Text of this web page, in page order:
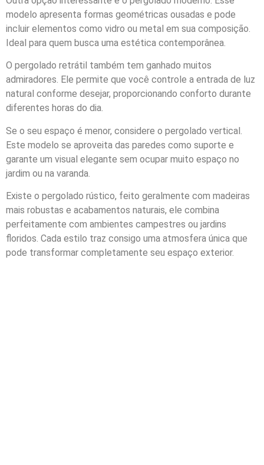
modelo apresenta formas geométricas ousadas e pode
incluir elementos como vidro ou metal em sua composição.
Ideal para quem busca uma estética contemporânea.
O pergolado retrátil também tem ganhado muitos
admiradores. Ele permite que você controle a entrada de luz
natural conforme desejar, proporcionando conforto durante
diferentes horas do dia.
Se o seu espaço é menor, considere o pergolado vertical.
Este modelo se aproveita das paredes como suporte e
garante um visual elegante sem ocupar muito espaço no
jardim ou na varanda.
Existe o pergolado rústico, feito geralmente com madeiras
mais robustas e acabamentos naturais, ele combina
perfeitamente com ambientes campestres ou jardins
floridos. Cada estilo traz consigo uma atmosfera única que
pode transformar completamente seu espaço exterior.